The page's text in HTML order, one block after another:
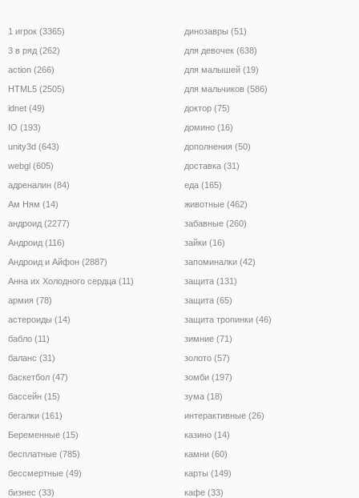
1 игрок (3365)
3 в ряд (262)
action (266)
HTML5 (2505)
idnet (49)
IO (193)
unity3d (643)
webgl (605)
адреналин (84)
Ам Ням (14)
андроид (2277)
Андроид (116)
Андроид и Айфон (2887)
Анна их Холодного сердца (11)
армия (78)
астероиды (14)
бабло (11)
баланс (31)
баскетбол (47)
бассейн (15)
бегалки (161)
Беременные (15)
бесплатные (785)
бессмертные (49)
бизнес (33)
динозавры (51)
для девочек (638)
для малышей (19)
для мальчиков (586)
доктор (75)
домино (16)
дополнения (50)
доставка (31)
еда (165)
животные (462)
забавные (260)
зайки (16)
запоминалки (42)
защита (131)
защита (65)
защита тропинки (46)
зимние (71)
золото (57)
зомби (197)
зума (18)
интерактивные (26)
казино (14)
камни (60)
карты (149)
кафе (33)